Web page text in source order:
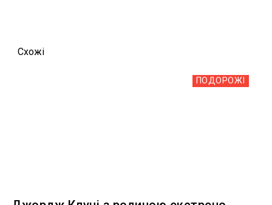
Схожi
ПОДОРОЖІ